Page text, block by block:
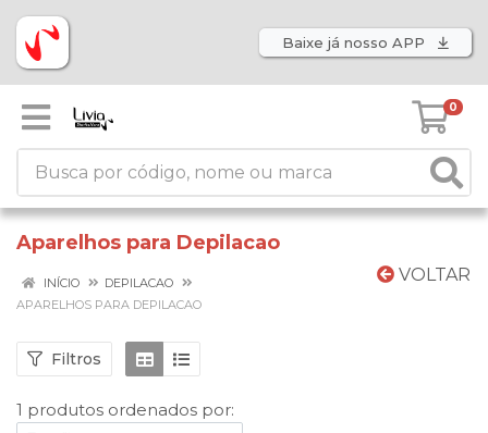
Baixe já nosso APP
0
Aparelhos para Depilacao
VOLTAR
INÍCIO
DEPILACAO
APARELHOS PARA DEPILACAO
Filtros
1 produtos ordenados por: